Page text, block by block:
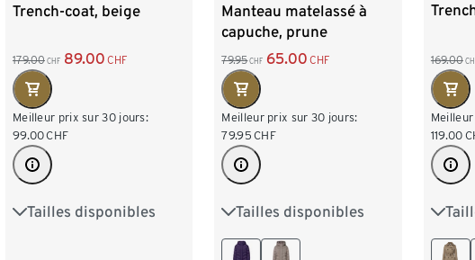
Trench-coat, beige
179.00 CHF 89.00 CHF
Meilleur prix sur 30 jours:
99.00CHF
Tailles disponibles
36 38 40 42
Manteau matelassé à
capuche, prune
79.95 CHF 65.00 CHF
Meilleur prix sur 30 jours:
79.95 CHF
Tailles disponibles
36 38 40 42
44 46
169.00
119.00
36
44